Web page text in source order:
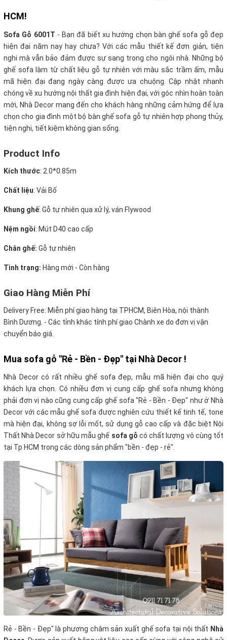
HCM!
Sofa Gỗ 6001T - Bạn đã biết xu hướng chọn bàn ghế sofa gỗ đẹp
hiện đại năm nay hay chưa? Với các mẫu thiết kế đơn giản, tiện
nghi mà vẫn bảo đảm được sự sang trọng cho ngôi nhà. Những bộ
ghế sofa làm từ chất liệu gỗ tự nhiên với màu sắc trầm ấm, mẫu
mã hiện đại đang ngày càng được ưa chuộng. Cập nhật nhanh
chóng về xu hướng nội thất gia đình hiện đại, với góc nhìn hoàn toàn
mới, Nhà Decor mang đến cho khách hàng những cảm hứng để lựa
chọn cho gia đình một bộ bàn ghế sofa gỗ tự nhiên hợp phong thủy,
tiện nghi, tiết kiệm không gian sống.
Product Info
Kích thước: 2.0*0.85m
Chất liệu: Vải Bố
Khung ghế: Gỗ tự nhiên qua xử lý, ván Flywood
Nệm ngồi: Mút D40 cao cấp
Chân ghế: Gỗ tự nhiên
Tình trạng: Hàng mới - Còn hàng
Giao Hàng Miễn Phí
Delivery Free: Miễn phí giao hàng tại TPHCM, Biên Hòa, nội thành
Bình Dương. - Các tỉnh khác tính phí giao Chành xe do đơn vị vận
chuyển báo giá.
Mua sofa gỗ "Rẻ - Bền - Đẹp" tại Nhà Decor !
Nhà Decor có rất nhiều ghế sofa đẹp, mẫu mã hiện đại cho quý
khách lựa chọn. Có nhiều đơn vị cung cấp ghế sofa nhưng không
phải đơn vị nào cũng cung cấp ghế sofa "Rẻ - Bền - Đẹp" như ở Nhà
Decor với các mẫu ghế sofa được nghiên cứu thiết kế tinh tế, tone
mà hiện đại, không sợ lỗi mốt, sử dụng gỗ cao cấp và đặc biệt Nội
Thất Nhà Decor sở hữu mẫu ghế sofa gỗ có chất lượng vô cùng tốt
tại Tp HCM trong các dòng sản phẩm "bền - đẹp - rẻ".
Rẻ - Bền - Đẹp" là phương châm sản xuất ghế sofa tại nội thất Nhà